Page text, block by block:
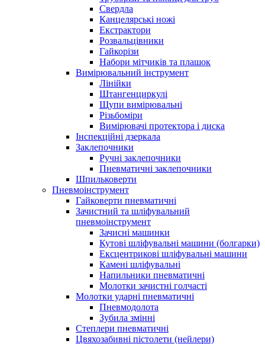
Свердла
Канцелярські ножі
Екстрактори
Розвальцівники
Гайкорізи
Набори мітчиків та плашок
Вимірювальний інструмент
Лінійки
Штангенциркулі
Щупи вимірювальні
Різьбоміри
Вимірювачі протектора і диска
Інспекційні дзеркала
Заклепочники
Ручні заклепочники
Пневматичні заклепочники
Шпильковерти
Пневмоінструмент
Гайковерти пневматичні
Зачистний та шліфувальний
пневмоінструмент
Зачисні машинки
Кутові шліфувальні машини (болгарки)
Ексцентрикові шліфувальні машини
Камені шліфувальні
Напильники пневматичні
Молотки зачистні голчасті
Молотки ударні пневматичні
Пневмодолота
Зубила змінні
Степлери пневматичні
Цвяхозабивні пістолети (нейлери)